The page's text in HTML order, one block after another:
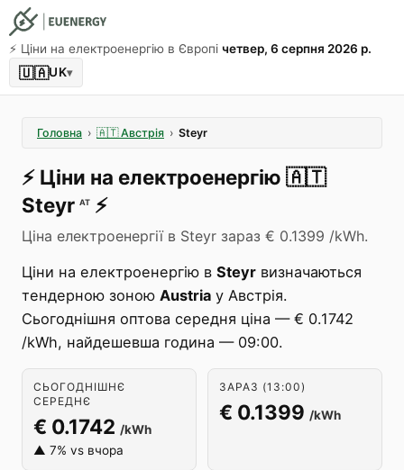
⚡️ Ціни на електроенергію в Європі четвер, 6 серпня 2026 р.
🇺🇦UK▾
Головна › 🇦🇹 Австрія › Steyr
⚡️ Ціни на електроенергію 🇦🇹
Steyr AT ⚡️
Ціна електроенергії в Steyr зараз € 0.1399 /kWh.
Ціни на електроенергію в Steyr визначаються
тендерною зоною Austria у Австрія.
Сьогоднішня оптова середня ціна — € 0.1742
/kWh, найдешевша година — 09:00.
СЬОГОДНІШНЄ
СЕРЕДНЄ
€ 0.1742 /kWh
▲ 7% vs вчора
ЗАРАЗ (13:00)
€ 0.1399 /kWh